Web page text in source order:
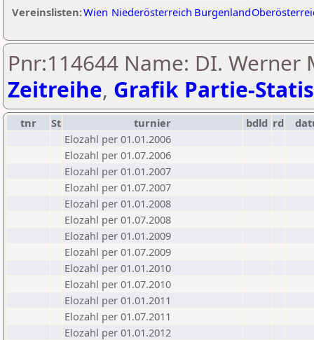
Vereinslisten:Wien Niederösterreich Burgenland
Pnr:114644 Name: DI. Werner
Zeitreihe, Grafik Partie-
tnr St turnier bdld rd
Elozahl per 01.01.2006
Elozahl per 01.07.2006
Elozahl per 01.01.2007
Elozahl per 01.07.2007
Elozahl per 01.01.2008
Elozahl per 01.07.2008
Elozahl per 01.01.2009
Elozahl per 01.07.2009
Elozahl per 01.01.2010
Elozahl per 01.07.2010
Elozahl per 01.01.2011
Elozahl per 01.07.2011
Elozahl per 01.01.2012